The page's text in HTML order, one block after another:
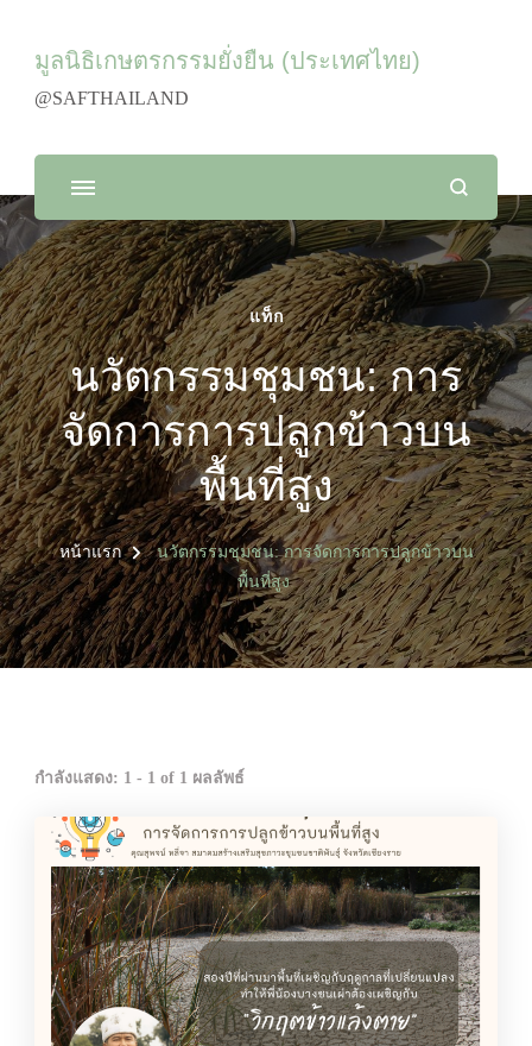
มูลนิธิเกษตรกรรมยั่งยืน (ประเทศไทย)
@SAFTHAILAND
แท็ก
นวัตกรรมชุมชน: การ
จัดการการปลูกข้าวบน
พื้นที่สูง
หน้าแรก
นวัตกรรมชุมชน: การจัดการการปลูกข้าวบน
พื้นที่สูง
กำลังแสดง: 1 - 1 of 1 ผลลัพธ์